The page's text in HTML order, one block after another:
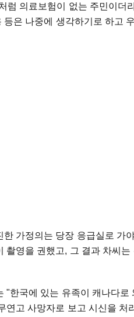
럼 의료보험이 없는 주민이더
등은 나중에 생각하기로 하고
한 가정의는 당장 응급실로 가
촬영을 권했고, 그 결과 차씨
"한국에 있는 유족이 캐나다
연고 사망자로 보고 시신을